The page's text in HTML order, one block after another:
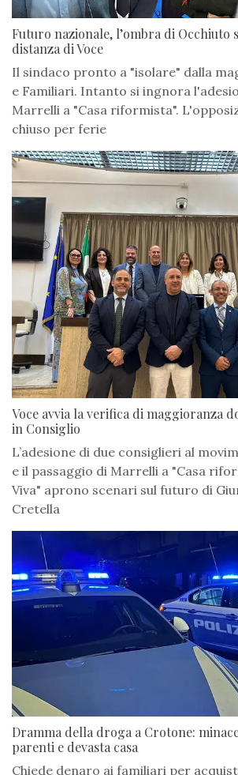
Futuro nazionale, l’ombra di Occhiuto
distanza di Voce
Il sindaco pronto a "isolare" dalla
e Familiari. Intanto si ingnora
Marrelli a "Casa riformista".
chiuso per ferie
Voce avvia la verifica di maggioranza
in Consiglio
L’adesione di due consiglieri al
e il passaggio di Marrelli a "Casa
Viva" aprono scenari sul futuro di
Cretella
Dramma della droga a Crotone:
parenti e devasta casa
Chiede denaro ai familiari per